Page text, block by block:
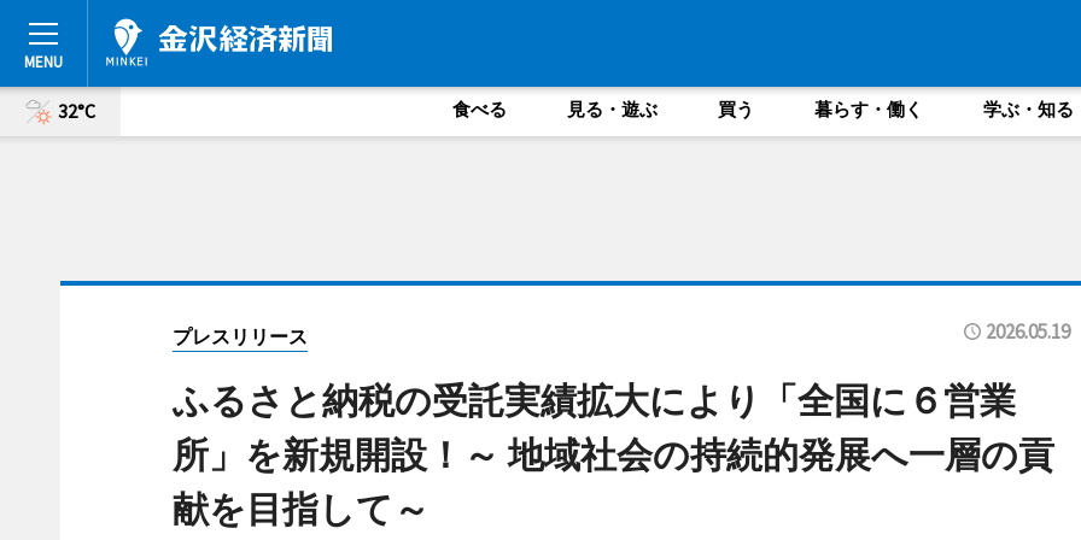
32°C 食べる 見る・遊ぶ 買う 暮らす・働く 学ぶ・知る
プレスリリース 2026.05.19
ふるさと納税の受託実績拡大により「全国に６営業
所」を新規開設！～ 地域社会の持続的発展へ一層の貢
献を目指して～